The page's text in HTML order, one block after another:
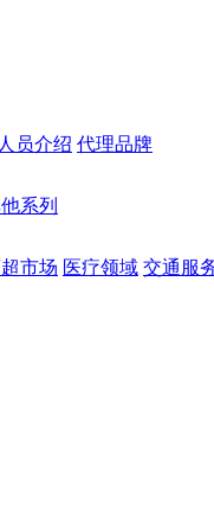
人员介绍 代理品牌
系列
市场 医疗领域 交通服